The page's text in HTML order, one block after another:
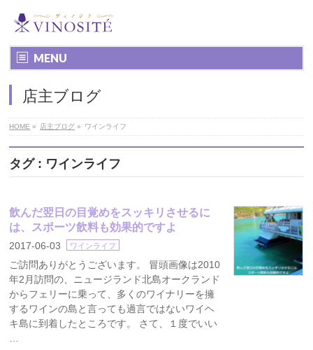
MENU
店主ブログ
HOME » 店主ブログ » ワインライフ
タグ : ワインライフ
飲んだ翌日の目覚めをスッキリさせるに
は、スポーツ飲料も効果的ですよ
2017-06-03 ワインライフ
ご訪問ありがとうございます。 冒頭画像は2010
年2月訪問の、ニュージランド北島オークランド
からフェリーに乗って、多くのワイナリーを擁
するワインの島と言っても過言ではないワイヘ
キ島に到着したところです。 さて、１度でいい